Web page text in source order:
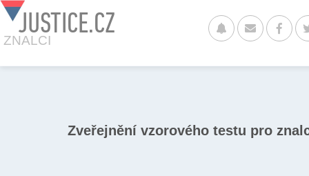
JUSTICE.CZ
ZNALCI
Zveřejnění vzorového testu pro